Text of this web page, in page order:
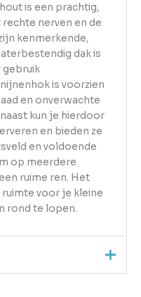
is een prachtig,
nerven en de
kenmerkende,
dak is
is voorzien
en onverwachte
kun je hierdoor
en bieden ze
en voldoende
op meerdere
ruime ren. Het
voor je kleine
rond te lopen.